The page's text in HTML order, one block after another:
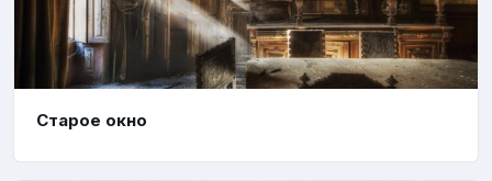
Старое окно